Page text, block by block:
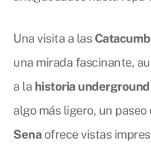
Una visita a las
una mirada fascinante,
a la historia underground
algo más ligero, un
Senaofrece vistas